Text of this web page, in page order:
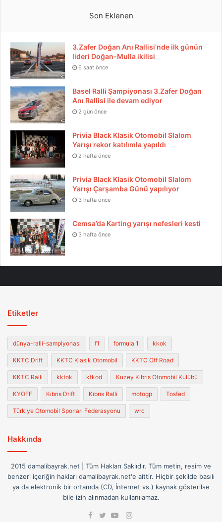
Son Eklenen
3.Zafer Doğan Anı Rallisi’nde ilk günün
lideri Doğan-Mulla ikilisi
6 saat önce
Basel Ralli Şampiyonası 3.Zafer Doğan
Anı Rallisi ile devam ediyor
2 gün önce
Privia Black Klasik Otomobil Slalom
Yarışı rekor katılımla yapıldı
2 hafta önce
Privia Black Klasik Otomobil Slalom
Yarışı Çarşamba Günü yapılıyor
3 hafta önce
Cemsa’da Karting yarışı nefesleri kesti
3 hafta önce
Etiketler
dünya-ralli-sampiyonası f1 formula 1 kkok
KKTC Drift KKTC Klasik Otomobil KKTC Off Road
KKTC Ralli kktok ktkod Kuzey Kıbrıs Otomobil Kulübü
KYOFF Kıbrıs Drift Kıbrıs Ralli motogp Tosfed
Türkiye Otomobil Sporları Federasyonu wrc
Hakkında
2015 damalibayrak.net | Tüm Hakları Saklıdır. Tüm metin, resim ve
benzeri içeriğin hakları damalibayrak.net'e aittir. Hiçbir şekilde basılı
ya da elektronik bir ortamda (CD, İnternet vs.) kaynak gösterilse
bile izin alınmadan kullanılamaz.
FacebookInstagram